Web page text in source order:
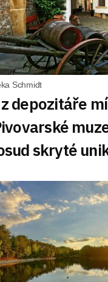
Schmidt
depozitáře
skryté